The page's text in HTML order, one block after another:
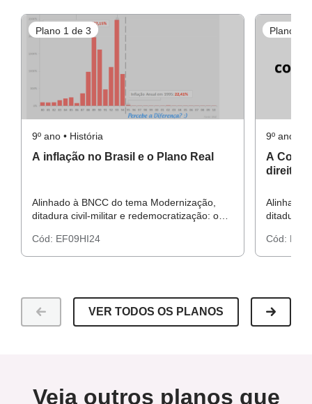
Plano 1 de 3
9º ano • História
A inflação no Brasil e o Plano Real
Alinhado à BNCC do tema Modernização,
ditadura civil-militar e redemocratização: o
Cód: EF09HI24
Plano 2
9º ano •
A
direitos
Alinhado
ditadura
Cód:
VER TODOS OS PLANOS
Veja outros planos que